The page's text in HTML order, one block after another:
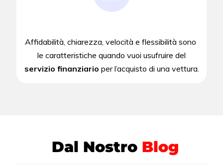
Affidabilità, chiarezza, velocità e flessibilità sono
le caratteristiche quando vuoi usufruire del
servizio finanziario per l’acquisto di una vettura.
Dal Nostro Blog